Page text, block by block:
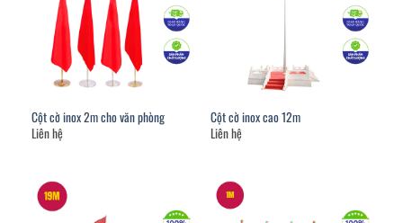
Cột cờ inox 2m cho văn phòng
Liên hệ
Cột cờ inox cao 12m
Liên hệ